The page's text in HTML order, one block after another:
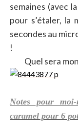
semaines (avec
pour s’étaler, la
secondes au
!
Quel sera
Notes pour
caramel pour 6